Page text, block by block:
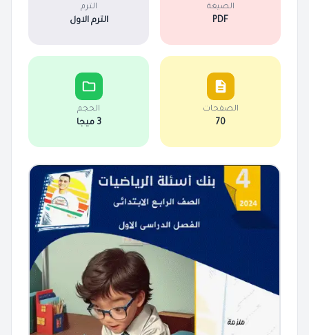
الصيغة
PDF
الترم
الترم الاول
الصفحات
70
الحجم
3 ميجا